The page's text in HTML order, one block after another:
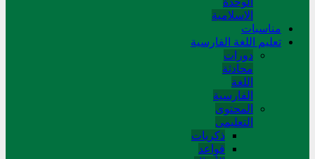
الاسلامية
مناسبات
تعلیم اللغة الفارسیة
دورات
محادثة
اللغة
الفارسیة
المحتوی
التعلیمی
ذکریات
قواعد